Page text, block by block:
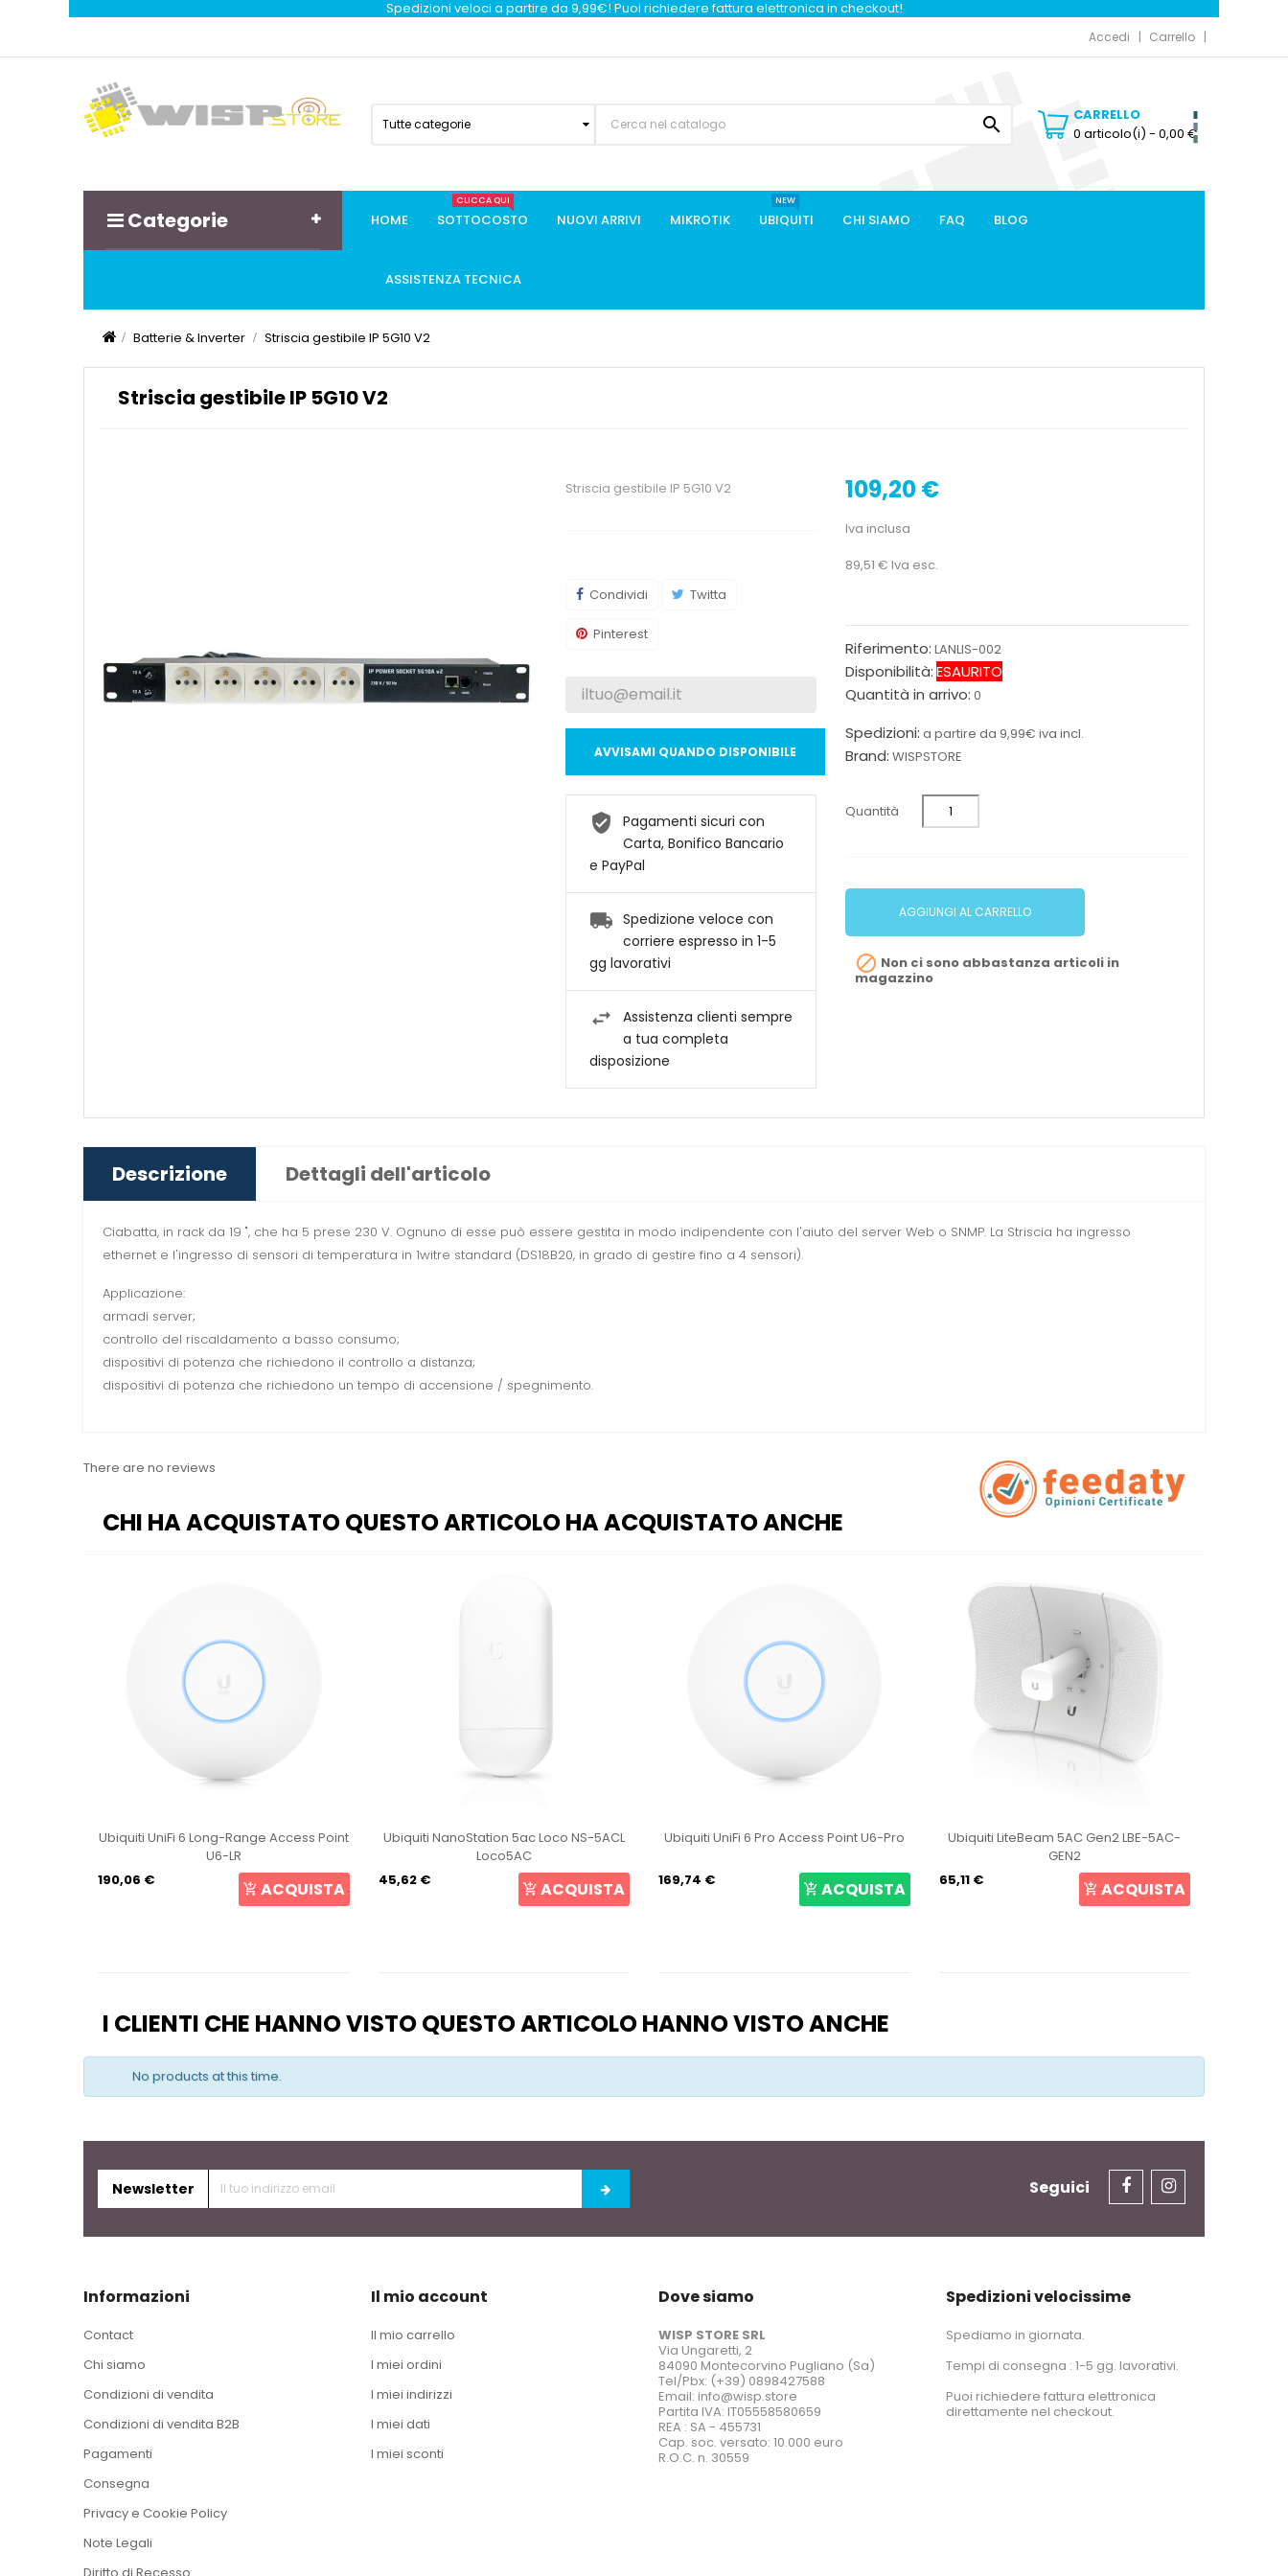
Spedizioni veloci a partire da 9,99€! Puoi richiedere fattura elettronica in checkout!
Accedi Carrello
Tutte categorie 
CARRELLO
0 articolo(i) - 0,00 €
Categorie HOME SOTTOCOSTO
CLICCA QUI
NUOVI ARRIVI MIKROTIK UBIQUITI
NEW
CHI SIAMO FAQ BLOG
ASSISTENZA TECNICA
Batterie & Inverter Striscia gestibile IP 5G10 V2
Striscia gestibile IP 5G10 V2
109,20 €
Iva inclusa
89,51 € Iva esc.
Riferimento: LANLIS-002
Disponibilità:ESAURITO
Quantità in arrivo: 0
Spedizioni: a partire da 9,99€ iva incl.
Brand: WISPSTORE
Quantità
AGGIUNGI AL CARRELLO
 Non ci sono abbastanza articoli in
magazzino
Striscia gestibile IP 5G10 V2
Condividi Twitta
Pinterest
AVVISAMI QUANDO DISPONIBILE
Pagamenti sicuri con
Carta, Bonifico Bancario
e PayPal
Spedizione veloce con
corriere espresso in 1-5
gg lavorativi
Assistenza clienti sempre
a tua completa
disposizione
Descrizione Dettagli dell'articolo
Ciabatta, in rack da 19 ", che ha 5 prese 230 V. Ognuno di esse può essere gestita in modo indipendente con l'aiuto del server Web o SNMP. La Striscia ha ingresso
ethernet e l'ingresso di sensori di temperatura in 1witre standard (DS18B20, in grado di gestire fino a 4 sensori).
Applicazione:
armadi server;
controllo del riscaldamento a basso consumo;
dispositivi di potenza che richiedono il controllo a distanza;
dispositivi di potenza che richiedono un tempo di accensione / spegnimento.
There are no reviews
CHI HA ACQUISTATO QUESTO ARTICOLO HA ACQUISTATO ANCHE
Ubiquiti UniFi 6 Long-Range Access Point
U6-LR
190,06 €
ACQUISTA
Ubiquiti NanoStation 5ac Loco NS-5ACL
Loco5AC
45,62 €
ACQUISTA
Ubiquiti UniFi 6 Pro Access Point U6-Pro
169,74 € ACQUISTA
Ubiquiti LiteBeam 5AC Gen2 LBE-5AC-
GEN2
65,11 €
ACQUISTA
I CLIENTI CHE HANNO VISTO QUESTO ARTICOLO HANNO VISTO ANCHE
No products at this time.
Newsletter Seguici
Informazioni
Contact
Chi siamo
Condizioni di vendita
Condizioni di vendita B2B
Pagamenti
Consegna
Privacy e Cookie Policy
Note Legali
Il mio account
Il mio carrello
I miei ordini
I miei indirizzi
I miei dati
I miei sconti
Dove siamo
WISP STORE SRL
Via Ungaretti, 2
84090 Montecorvino Pugliano (Sa)
Tel/Pbx: (+39) 0898427588
Email: info@wisp.store
Partita IVA: IT05558580659
REA : SA - 455731
Cap. soc. versato: 10.000 euro
R.O.C. n. 30559
Spedizioni velocissime
Spediamo in giornata.
Tempi di consegna : 1-5 gg. lavorativi.
Puoi richiedere fattura elettronica
direttamente nel checkout.